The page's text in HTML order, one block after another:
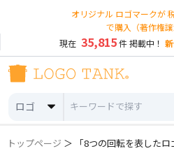
オリジナル ロゴマークが
で購入（著作権譲
現在 35,815件 掲載中！
ロゴ
トップページ ＞ 「8つの回転を表したロ